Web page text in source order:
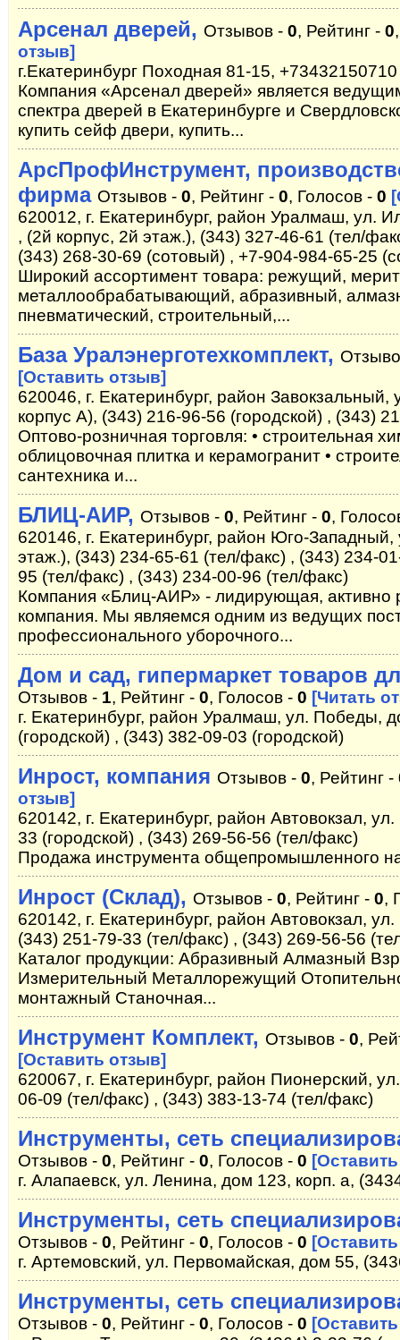
Арсенал дверей, Отзывов - 0, Рейтинг - 0
отзыв]
г.Екатеринбург Походная 81-15, +73432150710
Компания «Арсенал дверей» является
спектра дверей в Екатеринбурге и
купить сейф двери, купить...
АрсПрофИнструмент,
фирма Отзывов - 0, Рейтинг - 0, Голосов - 0
620012, г. Екатеринбург, район Уралмаш, ул.
, (2й корпус, 2й этаж.), (343) 327-46-61 (тел/
(343) 268-30-69 (сотовый) , +7-904-984-65-25
Широкий ассортимент товара: режущий,
металлообрабатывающий, абразивный,
пневматический, строительный,...
База Уралэнерготехкомплект,
[Оставить отзыв]
620046, г. Екатеринбург, район
корпус А), (343) 216-96-56 (городской) , (343)
Оптово-розничная торговля: • строительная
облицовочная плитка и керамогранит •
сантехника и...
БЛИЦ-АИР, Отзывов - 0, Рейтинг - 0,
620146, г. Екатеринбург, район Юго-
этаж.), (343) 234-65-61 (тел/факс) , (343) 234-
95 (тел/факс) , (343) 234-00-96 (тел/факс)
Компания «Блиц-АИР» - лидирующая, активно
компания. Мы являемся одним из ведущих
профессионального уборочного...
Дом и сад, гипермаркет товаров
Отзывов - 1, Рейтинг - 0, Голосов - 0 [Читать
г. Екатеринбург, район Уралмаш, ул. Победы,
(городской) , (343) 382-09-03 (городской)
Инрост, компания Отзывов - 0, Рейтинг -
отзыв]
620142, г. Екатеринбург, район Автовокзал,
33 (городской) , (343) 269-56-56 (тел/факс)
Продажа инструмента общепромышленного
Инрост (Склад), Отзывов - 0, Рейтинг - 0,
620142, г. Екатеринбург, район Автовокзал,
(343) 251-79-33 (тел/факс) , (343) 269-56-56
Каталог продукции: Абразивный Алмазный
Измерительный Металлорежущий
монтажный Станочная...
Инструмент Комплект, Отзывов - 0,
[Оставить отзыв]
620067, г. Екатеринбург, район Пионерский,
06-09 (тел/факс) , (343) 383-13-74 (тел/факс)
Инструменты, сеть
Отзывов - 0, Рейтинг - 0, Голосов - 0
г. Алапаевск, ул. Ленина, дом 123, корп. а,
Инструменты, сеть
Отзывов - 0, Рейтинг - 0, Голосов - 0
г. Артемовский, ул. Первомайская, дом 55,
Инструменты, сеть
Отзывов - 0, Рейтинг - 0, Голосов - 0